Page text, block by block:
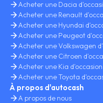
Acheter une Dacia
Acheter une Renault
Acheter une Hyundai
Acheter une Peugeot
Acheter une Volkswagen
Acheter une Citroen
Acheter une Kia d'occasion
Acheter une Toyota
À propos d'autocash
A propos de nous